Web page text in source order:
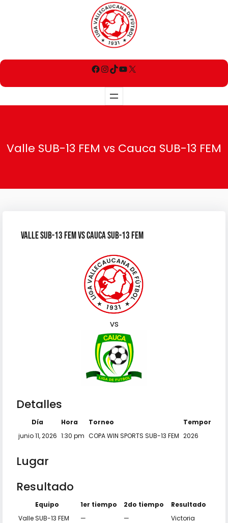
Valle SUB-13 FEM vs Cauca SUB-13 FEM
Valle SUB-13 FEM vs Cauca SUB-13 FEM
vs
Detalles
Día Hora Torneo
Temporada
junio 11, 2026 1:30 pm COPA WIN SPORTS SUB-13 FEM 2026
Lugar
Resultado
Equipo 1er tiempo 2do tiempo
Resultado
Valle SUB-13 FEM
— —
Victoria